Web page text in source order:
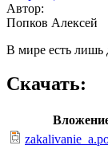
Автор:
Попков Алексей
В мире есть лишь
Скачать: